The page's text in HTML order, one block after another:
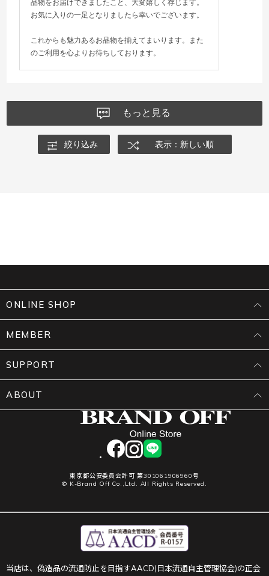
品物をお届けできましたこと、大変嬉しく存じます。
お気に入りの一足となりましたら幸いでございます。
これからも魅力あるお品物を揃えてまいります。また
のご利用を心よりお待ちしております。
もっと見る
絞り込み 表示：新しい順
facebookinstagram
LINE
東京都公安委員会許可 第301061906960号
© K-Brand Off Co.,Ltd. All Rights Reserved.
ONLINE SHOP
MEMBER
SUPPORT
ABOUT
当店は、偽造品の流通防止を目指すAACD(日本流通自主管理協会)の正会